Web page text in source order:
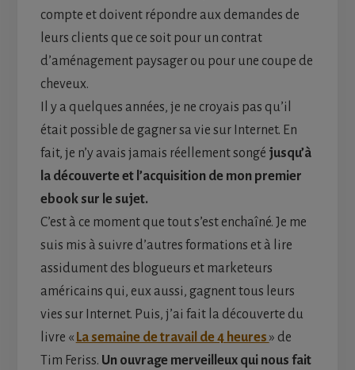
compte et doivent répondre aux demandes de
leurs clients que ce soit pour un contrat
d’aménagement paysager ou pour une coupe de
cheveux.
Il y a quelques années, je ne croyais pas qu’il
était possible de gagner sa vie sur Internet. En
fait, je n’y avais jamais réellement songé jusqu’à
la découverte et l’acquisition de mon premier
ebook sur le sujet.
C’est à ce moment que tout s’est enchaîné. Je me
suis mis à suivre d’autres formations et à lire
assidument des blogueurs et marketeurs
américains qui, eux aussi, gagnent tous leurs
vies sur Internet. Puis, j’ai fait la découverte du
livre « La semaine de travail de 4 heures » de
Tim Feriss. Un ouvrage merveilleux qui nous fait